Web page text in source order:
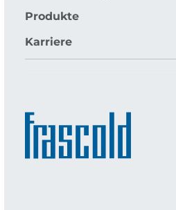
Produkte
Karriere